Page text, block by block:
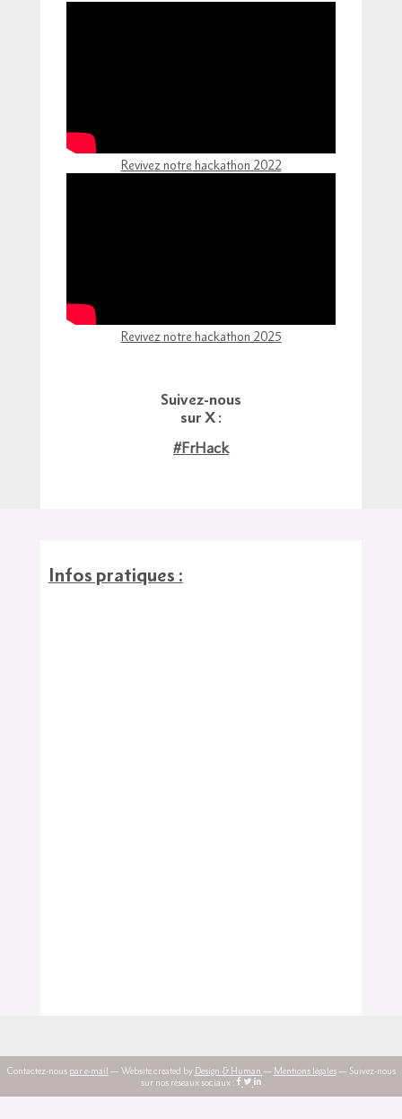
Revivez notre hackathon 2022
Revivez notre hackathon 2025
Suivez-nous
sur X :
#FrHack
Infos pratiques :
Contactez-nous par e-mail — Website created by Design & Human — Mentions légales— Suivez-nous
sur nos réseaux sociaux :